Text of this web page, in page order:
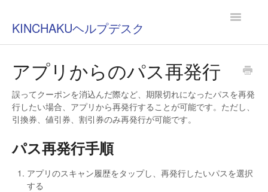
KINCHAKUヘルプデスク
Toggle
アプリからのパス再発行
誤ってクーポンを消込んだ際など、期限切れになったパスを再発
行したい場合、アプリから再発行することが可能です。ただし、
引換券、値引券、割引券のみ再発行が可能です。
パス再発行手順
アプリのスキャン履歴をタップし、再発行したいパスを選択
する